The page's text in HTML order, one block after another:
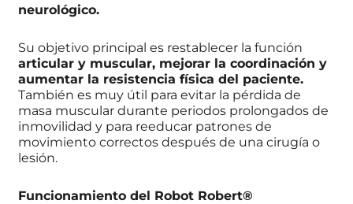
neurológico.
Su objetivo principal es restablecer la función
articular y muscular, mejorar la coordinación y
aumentar la resistencia física del paciente.
También es muy útil para evitar la pérdida de
masa muscular durante periodos prolongados de
inmovilidad y para reeducar patrones de
movimiento correctos después de una cirugía o
lesión.
Funcionamiento del Robot Robert®